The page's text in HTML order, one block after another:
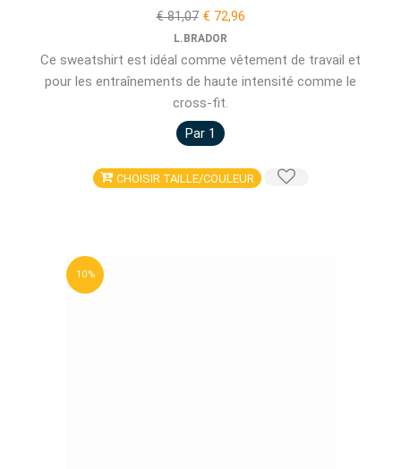
€ 81,07 € 72,96
L.BRADOR
Ce sweatshirt est idéal comme vêtement de travail et
pour les entraînements de haute intensité comme le
cross-fit.
Par 1
CHOISIR TAILLE/COULEUR
10 %